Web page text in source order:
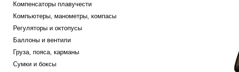
Компенсаторы плавучести
Компьютеры, манометры, компасы
Регуляторы и октопусы
Баллоны и вентили
Груза, пояса, карманы
Сумки и боксы